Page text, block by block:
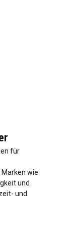
für
wie
und
und